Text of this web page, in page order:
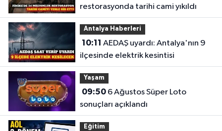
restorasyonda tarihi cami yıkıldı
Antalya Haberleri
10:11
ilçesinde elektrik kesintisi
Yaşam
09:506 Ağustos Süper Loto
sonuçları açıklandı
Eğitim